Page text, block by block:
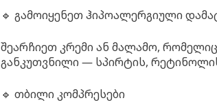
🔹 გამოიყენეთ ჰიპოალერგიული
შეარჩიეთ კრემი ან მალამო,
განკუთვნილი — სპირტის,
🔹 თბილი კომპრესები